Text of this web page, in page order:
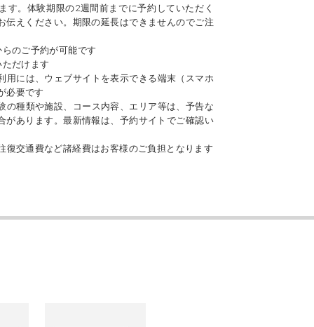
す。体験期限の2週間前までに予約していただく
伝えください。期限の延長はできませんのでご注
らのご予約が可能です
ただけます
用には、ウェブサイトを表示できる端末（スマホ
必要です
の種類や施設、コース内容、エリア等は、予告な
があります。最新情報は、予約サイトでご確認い
復交通費など諸経費はお客様のご負担となります